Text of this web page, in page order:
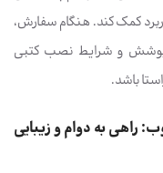
کمک کند. هنگام سفارش،
و شرایط نصب کتبی
باشد.
راهی به دوام و زیبایی